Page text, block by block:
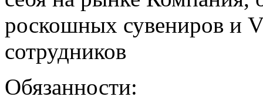
роскошных сувениров и
сотрудников
Обязанности: